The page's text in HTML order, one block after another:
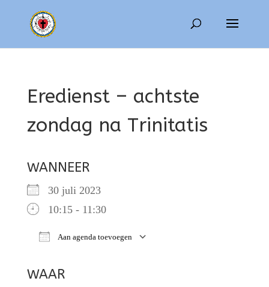
Eredienst – achtste
zondag na Trinitatis
WANNEER
30 juli 2023
10:15 - 11:30
Aan agenda toevoegen
WAAR